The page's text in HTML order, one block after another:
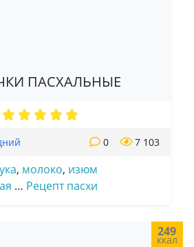
ПАСХАЛЬНЫЕ
7 103
0
, молоко, изюм
… Рецепт пасхи
249
ккал